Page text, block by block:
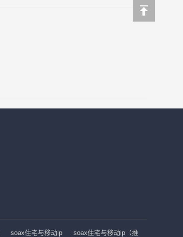
soax住宅与移动ip soax住宅与移动ip（推